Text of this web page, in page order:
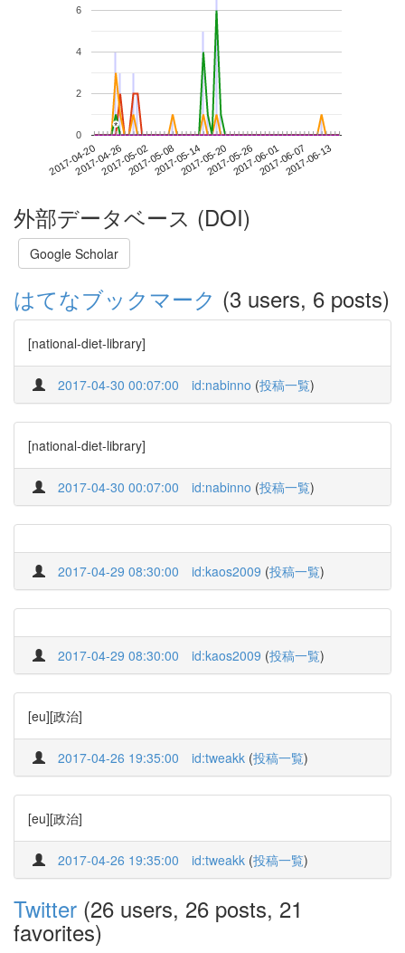
2017-04-202017-04-262017-05-022017-05-082017-05-142017-05-202017-05-262017-06-012017-06-072017-06-13
0
2
4
6
*
*
外部データベース (DOI)
Google Scholar
はてなブックマーク (3 users, 6 posts)
[national-diet-library]
2017-04-30 00:07:00 id:nabinno (投稿一覧)
[national-diet-library]
2017-04-30 00:07:00 id:nabinno (投稿一覧)
2017-04-29 08:30:00 id:kaos2009 (投稿一覧)
2017-04-29 08:30:00 id:kaos2009 (投稿一覧)
[eu][政治]
2017-04-26 19:35:00 id:tweakk (投稿一覧)
[eu][政治]
2017-04-26 19:35:00 id:tweakk (投稿一覧)
Twitter (26 users, 26 posts, 21
favorites)